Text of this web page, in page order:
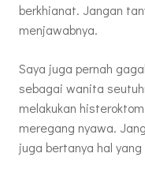
berkhianat. Jangan
menjawabnya.
Saya juga pernah
sebagai wanita
melakukan
meregang nyawa.
juga bertanya hal